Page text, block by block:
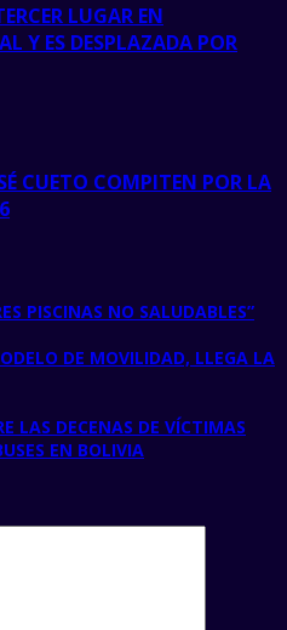
LUGAR EN
Y ES DESPLAZADA POR
CUETO COMPITEN POR LA
PISCINAS NO SALUDABLES”
DE MOVILIDAD, LLEGA LA
LAS DECENAS DE VÍCTIMAS
EN BOLIVIA